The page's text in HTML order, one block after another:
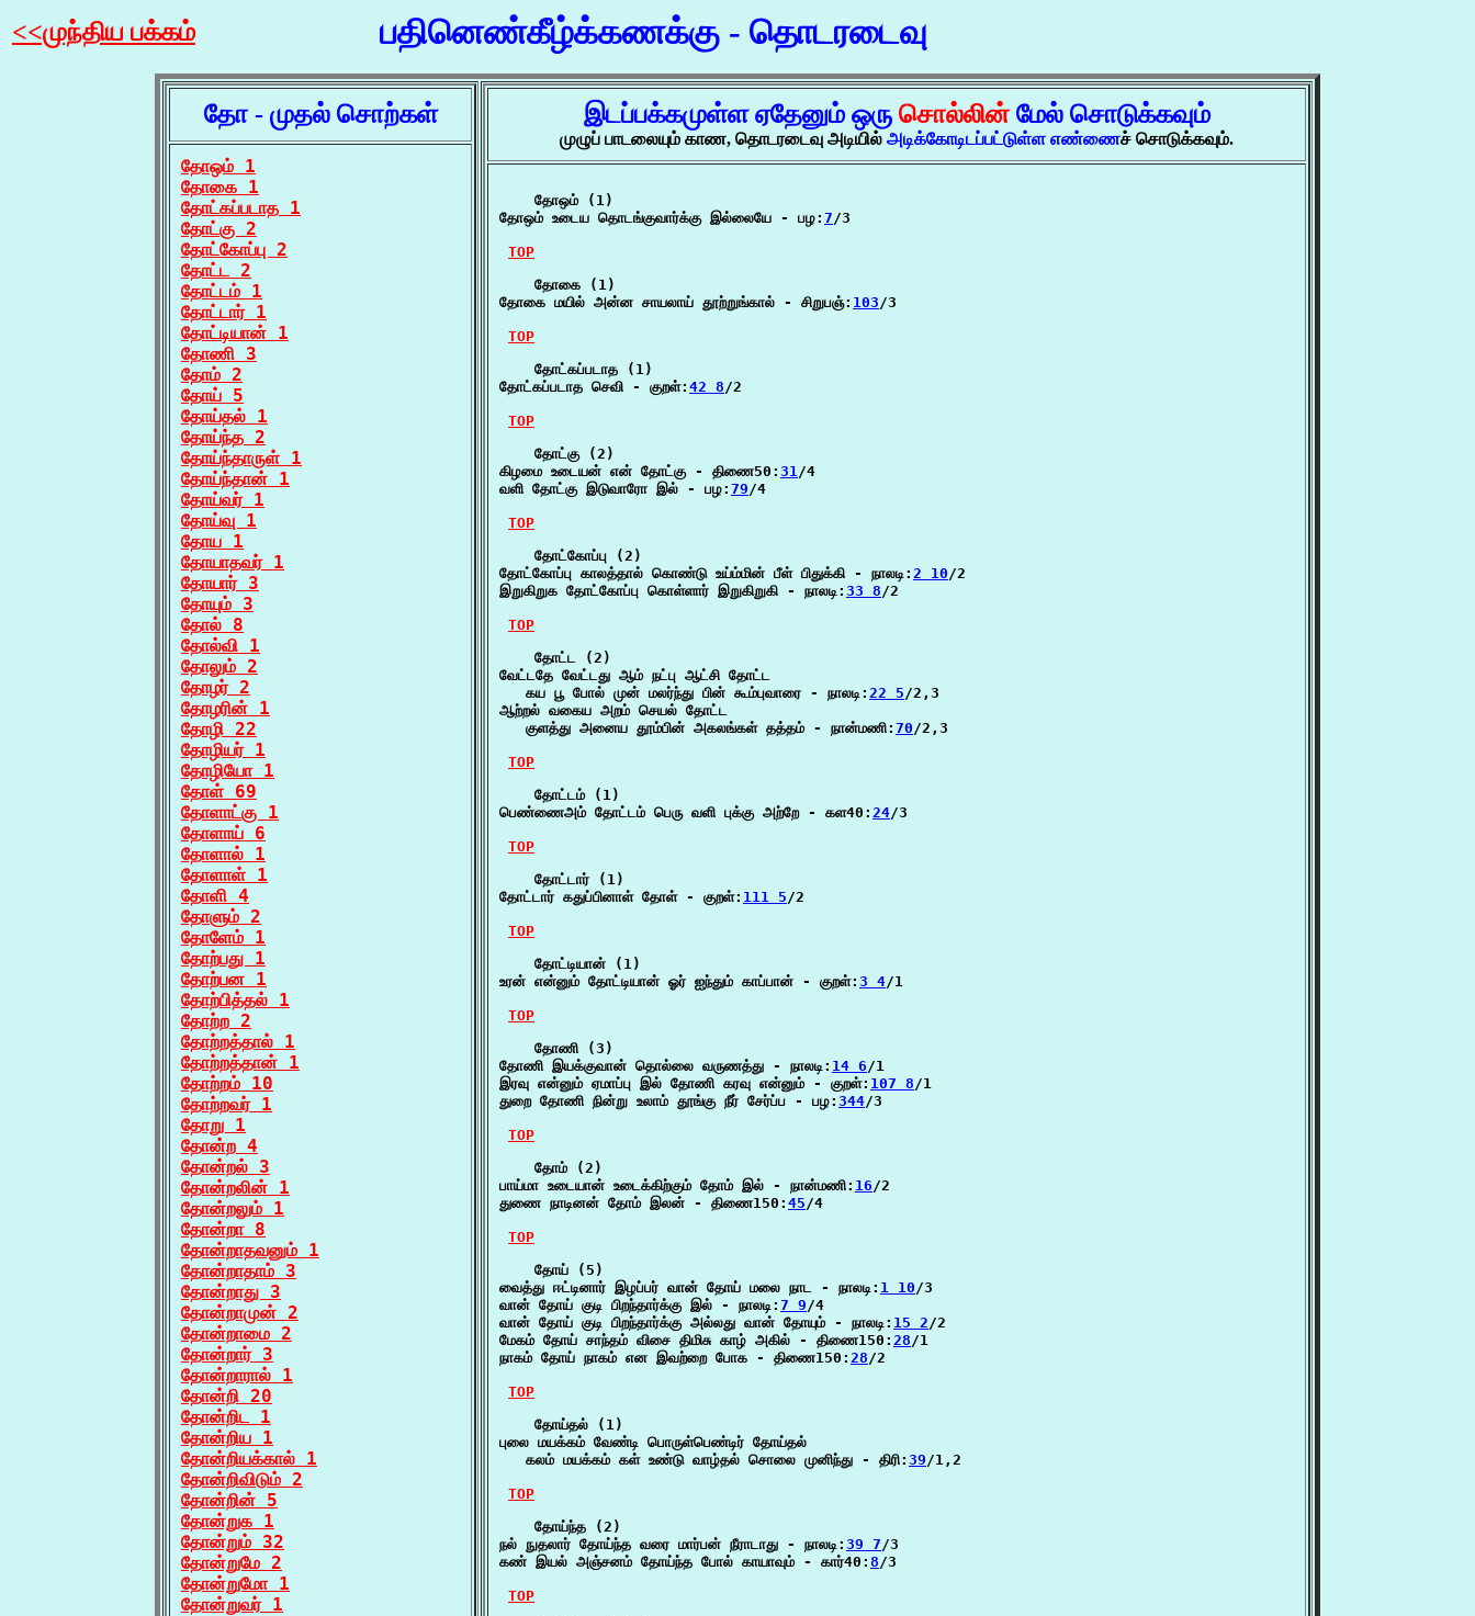
<<முந்திய பக்கம் பதினெண்கீழ்க்கணக்கு - தொடரடைவு
தோ - முதல் சொற்கள்
தோஒம் 1
தோகை 1
தோட்கப்படாத 1
தோட்கு 2
தோட்கோப்பு 2
தோட்ட 2
தோட்டம் 1
தோட்டார் 1
தோட்டியான் 1
தோணி 3
தோம் 2
தோய் 5
தோய்தல் 1
தோய்ந்த 2
தோய்ந்தாருள் 1
தோய்ந்தான் 1
தோய்வர் 1
தோய்வு 1
தோய 1
தோயாதவர் 1
தோயார் 3
தோயும் 3
தோல் 8
தோல்வி 1
தோலும் 2
தோழர் 2
தோழரின் 1
தோழி 22
தோழியர் 1
தோழியோ 1
தோள் 69
தோளாட்கு 1
தோளாய் 6
தோளால் 1
தோளாள் 1
தோளி 4
தோளும் 2
தோளேம் 1
தோற்பது 1
தோற்பன 1
தோற்பித்தல் 1
தோற்ற 2
தோற்றத்தால் 1
தோற்றத்தான் 1
தோற்றம் 10
தோற்றவர் 1
தோறு 1
தோன்ற 4
தோன்றல் 3
தோன்றலின் 1
தோன்றலும் 1
தோன்றா 8
தோன்றாதவனும் 1
தோன்றாதாம் 3
தோன்றாது 3
தோன்றாமுன் 2
தோன்றாமை 2
தோன்றார் 3
தோன்றாரால் 1
தோன்றி 20
தோன்றிட 1
தோன்றிய 1
தோன்றியக்கால் 1
தோன்றிவிடும் 2
தோன்றின் 5
தோன்றுக 1
தோன்றும் 32
தோன்றுமே 2
தோன்றுமோ 1
தோன்றுவர் 1
இடப்பக்கமுள்ள ஏதேனும் ஒரு சொல்லின்மேல் சொடுக்கவும்
முழுப் பாடலையும் காண, தொடரடைவு அடியில் அடிக்கோடிடப்பட்டுள்ள எண்ணைச் சொடுக்கவும்.
    தோஒம் (1)
தோஒம் உடைய தொடங்குவார்க்கு இல்லையே - பழ: 7/3
TOP
    தோகை (1)
தோகை மயில் அன்ன சாயலாய் தூற்றுங்கால் - சிறுபஞ்: 103/3
TOP
    தோட்கப்படாத (1)
தோட்கப்படாத செவி - குறள்: 42 8/2
TOP
    தோட்கு (2)
கிழமை உடையன் என் தோட்கு - திணை50: 31/4
வளி தோட்கு இடுவாரோ இல் - பழ: 79/4
TOP
    தோட்கோப்பு (2)
தோட்கோப்பு காலத்தால் கொண்டு உய்ம்மின் பீள் பிதுக்கி - நாலடி: 2 10/2
இறுகிறுக தோட்கோப்பு கொள்ளார் இறுகிறுகி - நாலடி: 33 8/2
TOP
    தோட்ட (2)
வேட்டதே வேட்டது ஆம் நட்பு ஆட்சி தோட்ட
   கய பூ போல் முன் மலர்ந்து பின் கூம்புவாரை - நாலடி:
22 5/2,3
ஆற்றல் வகைய அறம் செயல் தோட்ட
   குளத்து அனைய தூம்பின் அகலங்கள் தத்தம் - நான்மணி:
70/2,3
TOP
    தோட்டம் (1)
பெண்ணைஅம் தோட்டம் பெரு வளி புக்கு அற்றே - கள40: 24/3
TOP
    தோட்டார் (1)
தோட்டார் கதுப்பினாள் தோள் - குறள்: 111 5/2
TOP
    தோட்டியான் (1)
உரன் என்னும் தோட்டியான் ஓர் ஐந்தும் காப்பான் - குறள்: 3 4/1
TOP
    தோணி (3)
தோணி இயக்குவான் தொல்லை வருணத்து - நாலடி: 14 6/1
இரவு என்னும் ஏமாப்பு இல் தோணி கரவு என்னும் - குறள்: 107 8/1
துறை தோணி நின்று உலாம் தூங்கு நீர் சேர்ப்ப - பழ: 344/3
TOP
    தோம் (2)
பாய்மா உடையான் உடைக்கிற்கும் தோம் இல் - நான்மணி: 16/2
துணை நாடினன் தோம் இலன் - திணை150: 45/4
TOP
    தோய் (5)
வைத்து ஈட்டினார் இழப்பர் வான் தோய் மலை நாட - நாலடி: 1 10/3
வான் தோய் குடி பிறந்தார்க்கு இல் - நாலடி: 7 9/4
வான் தோய் குடி பிறந்தார்க்கு அல்லது வான் தோயும் - நாலடி: 15 2/2
மேகம் தோய் சாந்தம் விசை திமிசு காழ் அகில் - திணை150: 28/1
நாகம் தோய் நாகம் என இவற்றை போக - திணை150: 28/2
TOP
    தோய்தல் (1)
புலை மயக்கம் வேண்டி பொருள்பெண்டிர் தோய்தல்
   கலம் மயக்கம் கள் உண்டு வாழ்தல் சொலை முனிந்து - திரி:
39/1,2
TOP
    தோய்ந்த (2)
நல் நுதலார் தோய்ந்த வரை மார்பன் நீராடாது - நாலடி: 39 7/3
கண் இயல் அஞ்சனம் தோய்ந்த போல் காயாவும் - கார்40: 8/3
TOP